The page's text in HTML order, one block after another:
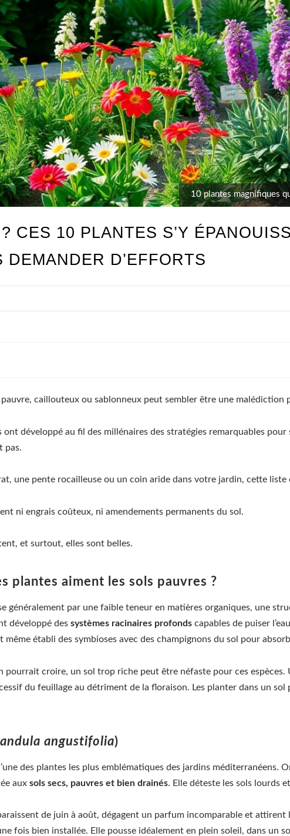
10 plantes magnifiques
CES 10 PLANTES S’Y
D’EFFORTS
caillouteux ou sablonneux peut sembler être une malédiction
développé au fil des millénaires des stratégies remarquables pour
pas.
une pente rocailleuse ou un coin aride dans votre jardin, cette
ni engrais coûteux, ni amendements permanents du sol.
et surtout, elles sont belles.
plantes aiment les sols pauvres ?
généralement par une faible teneur en matières organiques, une
développé des systèmes racinaires profonds capables de puiser
même établi des symbioses avec des champignons du sol pour
pourrait croire, un sol trop riche peut être néfaste pour ces espèces.
du feuillage au détriment de la floraison. Les planter dans un sol
angustifolia)
des plantes les plus emblématiques des jardins méditerranéens.
aux sols secs, pauvres et bien drainés. Elle déteste les sols lourds
de juin à août, dégagent un parfum incomparable et
fois bien installée. Elle pousse idéalement en plein soleil, dans un